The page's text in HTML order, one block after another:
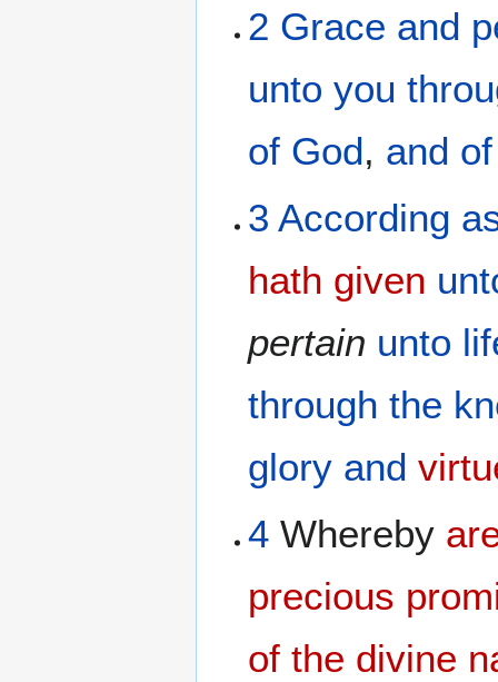
2 Grace and
unto you
of God, and
3 According
hath given
pertain unto
through the
glory and
4 Whereby
precious
of the divine